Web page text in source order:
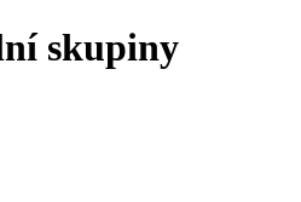
skupiny